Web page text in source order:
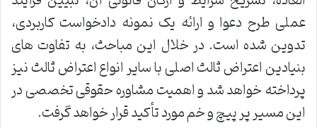
عملی طرح دعوا و ارائه یک نمونه دادخواست کاربردی،
تدوین شده است. در خلال این مباحث، به تفاوت های
بنیادین اعتراض ثالث اصلی با سایر انواع اعتراض ثالث نیز
پرداخته خواهد شد و اهمیت مشاوره حقوقی تخصصی در
این مسیر پر پیچ و خم مورد تأکید قرار خواهد گرفت.